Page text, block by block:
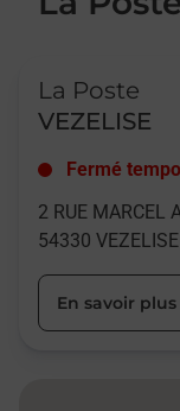
La Poste
VEZELISE
Fermé
2 RUE MARCEL
54330 VEZELISE
En savoir plus